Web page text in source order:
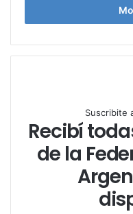
Suscribite
Recibí
de la